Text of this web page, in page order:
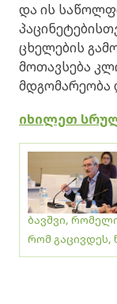
და ის
ცხელების
მოთავსება
მდგომარეობა
იხილეთ
ბავშვი,
რომ გაცივდეს,